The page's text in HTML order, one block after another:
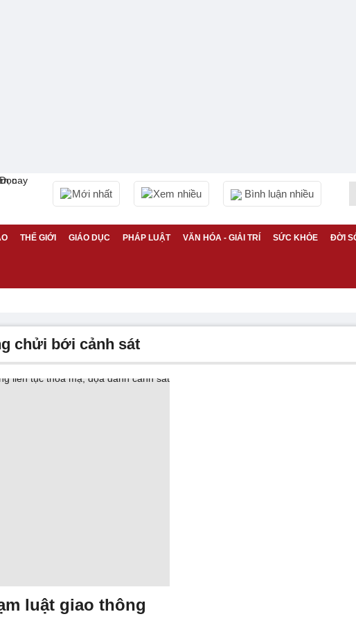
Mới nhất Xem nhiều Bình luận nhiều
THẾ GIỚI GIÁO DỤC PHÁP LUẬT VĂN HÓA - GIẢI TRÍ SỨC KHỎE ĐỜI
chửi bới cảnh sát
luật giao thông